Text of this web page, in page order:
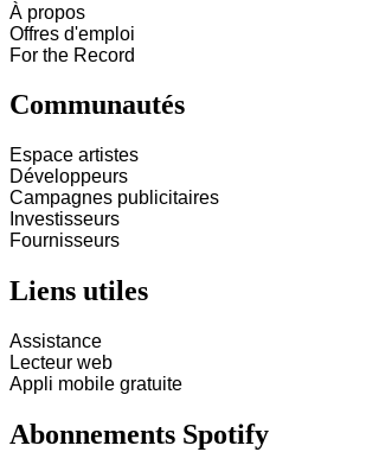
À propos
Offres d'emploi
For the Record
Communautés
Espace artistes
Développeurs
Campagnes publicitaires
Investisseurs
Fournisseurs
Liens utiles
Assistance
Lecteur web
Appli mobile gratuite
Abonnements Spotify